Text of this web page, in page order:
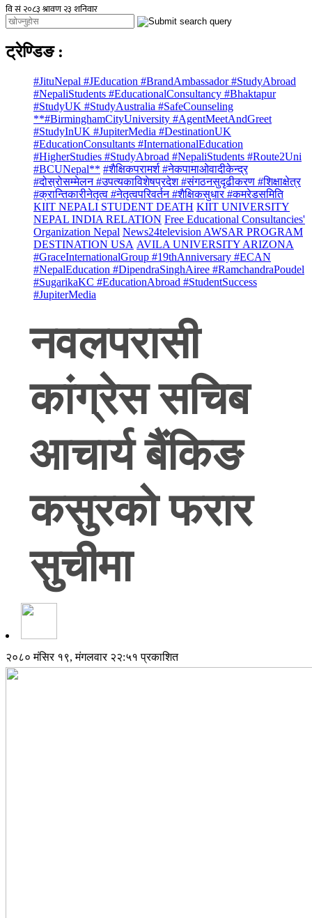
ट्रेण्डिङ :
#JituNepal #JEducation #BrandAmbassador #StudyAbroad
#NepaliStudents #EducationalConsultancy #Bhaktapur
#StudyUK #StudyAustralia #SafeCounseling
**#BirminghamCityUniversity #AgentMeetAndGreet
#StudyInUK #JupiterMedia #DestinationUK
#EducationConsultants #InternationalEducation
#HigherStudies #StudyAbroad #NepaliStudents #Route2Uni
#BCUNepal** #शैक्षिकपरामर्श #नेकपामाओवादीकेन्द्र
#दोस्रोसम्मेलन #उपत्यकाविशेषप्रदेश #संगठनसुदृढीकरण #शिक्षाक्षेत्र
#क्रान्तिकारीनेतृत्व #नेतृत्वपरिवर्तन #शैक्षिकसुधार #कमरेडसमिति
KIIT NEPALI STUDENT DEATH KIIT UNIVERSITY
NEPAL INDIA RELATION Free Educational Consultancies'
Organization Nepal News24television AWSAR PROGRAM
DESTINATION USA AVILA UNIVERSITY ARIZONA
#GraceInternationalGroup #19thAnniversary #ECAN
#NepalEducation #DipendraSinghAiree #RamchandraPoudel
#SugarikaKC #EducationAbroad #StudentSuccess
#JupiterMedia
नवलपरासी
कांग्रेस सचिब
आचार्य बैंकिङ
कसुरको फरार
सुचीमा
२०८० मंसिर १९, मंगलवार २२:५१ प्रकाशित